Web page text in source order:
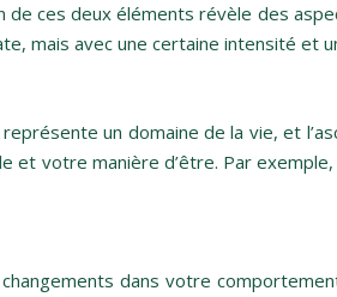
ces deux éléments révèle des
mais avec une certaine intensité et
un domaine de la vie, et
votre manière d’être. Par
dans votre